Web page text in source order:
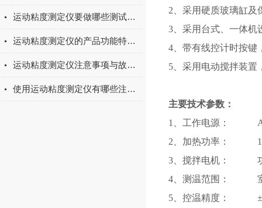
运动粘度测定仪要做哪些测试准备？
运动粘度测定仪的产品功能特点概述
运动粘度测定仪注意事项与故障排除和解决方法
使用运动粘度测定仪有哪些注意事项
2、采用硬质玻璃缸及
3、采用台式、一体机
4、带有线控计时按键
5、采用电动搅拌装置
主要技术参数：
1、工作电源：
2、加热功率：
3、搅拌电机： 功
4、测温范围： 室
5、控温精度：